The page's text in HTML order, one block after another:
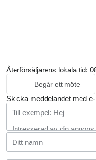
Återförsäljarens lokala tid:
Begär ett möte
Skicka meddelandet med